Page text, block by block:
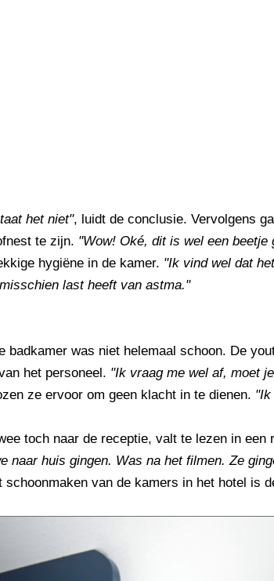
het niet", luidt de conclusie. Vervolgens
te zijn. "Wow! Oké, dit is wel een beetje
hygiëne in de kamer. "Ik vind wel dat
last heeft van astma."
badkamer was niet helemaal schoon. De
het personeel. "Ik vraag me wel af, moet
ze ervoor om geen klacht in te dienen. "Ik
toch naar de receptie, valt te lezen in een
naar huis gingen. Was na het filmen. Ze
schoonmaken van de kamers in het hotel is